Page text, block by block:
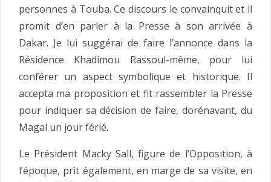
personnes à Touba. Ce discours le convainquit et il
promit d’en parler à la Presse à son arrivée à
Dakar. Je lui suggérai de faire l’annonce dans la
Résidence Khadimou Rassoul-même, pour lui
conférer un aspect symbolique et historique. Il
accepta ma proposition et fit rassembler la Presse
pour indiquer sa décision de faire, dorénavant, du
Magal un jour férié.
Le Président Macky Sall, figure de l’Opposition, à
l’époque, prit également, en marge de sa visite, en